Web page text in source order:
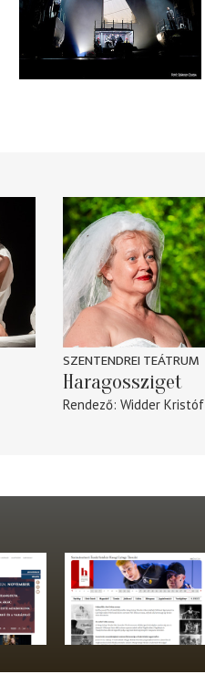
SZENTENDREI TEÁTRUM
Haragossziget
Rendező Widder Kristóf